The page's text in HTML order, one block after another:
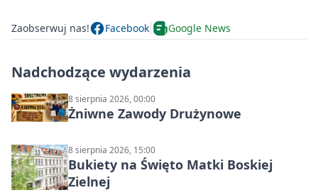
Zaobserwuj nas! Facebook Google News
Nadchodzące wydarzenia
8 sierpnia 2026, 00:00
Żniwne Zawody Drużynowe
8 sierpnia 2026, 15:00
Bukiety na Święto Matki Boskiej
Zielnej